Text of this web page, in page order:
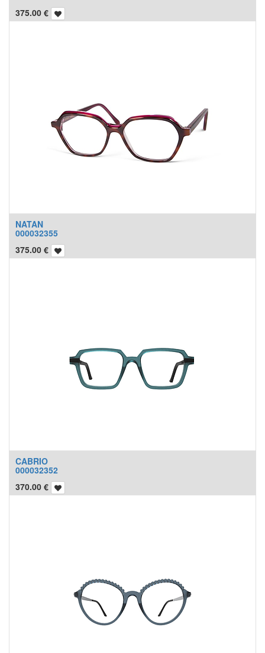
375.00 €
NATAN
000032355
375.00 €
CABRIO
000032352
370.00 €